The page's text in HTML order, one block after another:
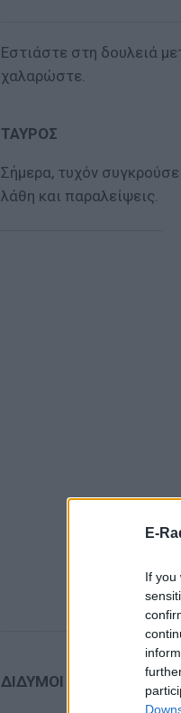
E-
If you
Εστιάστε στη δουλειά
χαλαρώστε.
ΤΑΥΡΟΣ
Σήμερα, τυχόν
λάθη και παραλείψεις.
ΔΙΔΥΜΟΙ